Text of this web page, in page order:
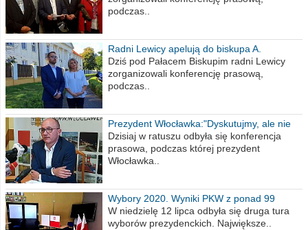
podczas..
Radni Lewicy apelują do biskupa A.
Wiesława Meringa
Dziś pod Pałacem Biskupim radni Lewicy
zorganizowali konferencję prasową,
podczas..
Prezydent Włocławka:"Dyskutujmy, ale nie
obrażajmy się”
Dzisiaj w ratuszu odbyła się konferencja
prasowa, podczas której prezydent
Włocławka..
Wybory 2020. Wyniki PKW z ponad 99
procent obwodów
W niedzielę 12 lipca odbyła się druga tura
wyborów prezydenckich. Największe..